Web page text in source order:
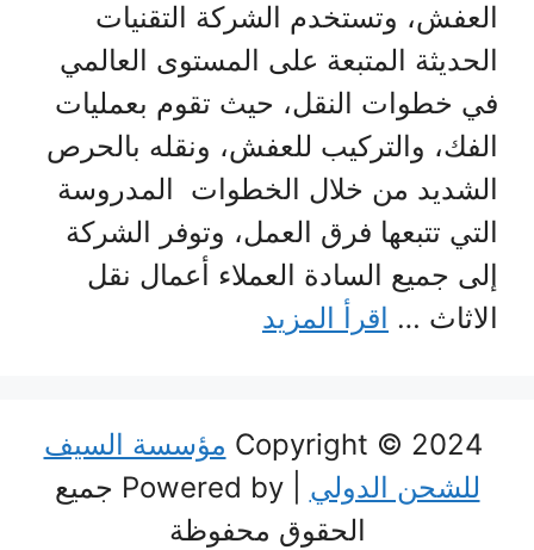
العفش، وتستخدم الشركة التقنيات
الحديثة المتبعة على المستوى العالمي
في خطوات النقل، حيث تقوم بعمليات
الفك، والتركيب للعفش، ونقله بالحرص
الشديد من خلال الخطوات المدروسة
التي تتبعها فرق العمل، وتوفر الشركة
إلى جميع السادة العملاء أعمال نقل
الاثاث … اقرأ المزيد
مؤسسة السيف
للشحن الدولي
| Powered by جميع
الحقوق محفوظة